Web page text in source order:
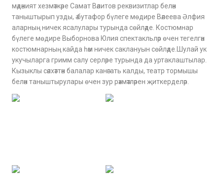
мәдәният хезмәткәре Самат Вәлитов реквизитлар белән
таныштырып узды, ә бутафор бүлеге мөдире Вәлеева Әлфия
аларның ничек ясалулары турында сөйләде. Костюмнар
бүлеге мөдире Выборнова Юлия спектакльләр өчен тегелгән
костюмнарның кайда һәм ничек саклануын сөйләде.Шулай ук
укучыларга гримм салу серләре турында да уртаклаштылар.
Кызыклы сәяхәттән балалар канәгать калды, театр тормышы
белән таныштырулары өчен зур рәхмәтләрен җиткерделәр.